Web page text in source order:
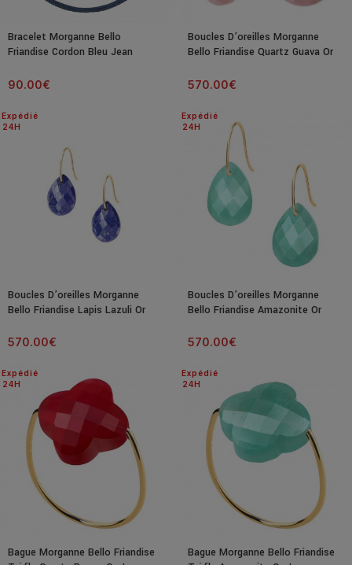
Bracelet Morganne Bello
Friandise Cordon Bleu Jean
90.00€
Boucles D’oreilles Morganne
Bello Friandise Quartz Guava Or
570.00€
24H
Expédié
Boucles D’oreilles Morganne
Bello Friandise Lapis Lazuli Or
570.00€
24H
Expédié
Boucles D’oreilles Morganne
Bello Friandise Amazonite Or
570.00€
24H
Expédié
Bague Morganne Bello Friandise
24H
Expédié
Bague Morganne Bello Friandise